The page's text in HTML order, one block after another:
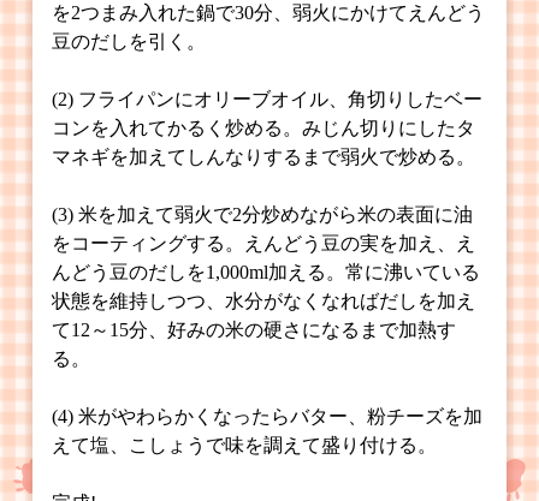
を2つまみ入れた鍋で30分、弱火にかけてえんどう
豆のだしを引く。
(2) フライパンにオリーブオイル、角切りしたベー
コンを入れてかるく炒める。みじん切りにしたタ
マネギを加えてしんなりするまで弱火で炒める。
(3) 米を加えて弱火で2分炒めながら米の表面に油
をコーティングする。えんどう豆の実を加え、え
んどう豆のだしを1,000ml加える。常に沸いている
状態を維持しつつ、水分がなくなればだしを加え
て12～15分、好みの米の硬さになるまで加熱す
る。
(4) 米がやわらかくなったらバター、粉チーズを加
えて塩、こしょうで味を調えて盛り付ける。